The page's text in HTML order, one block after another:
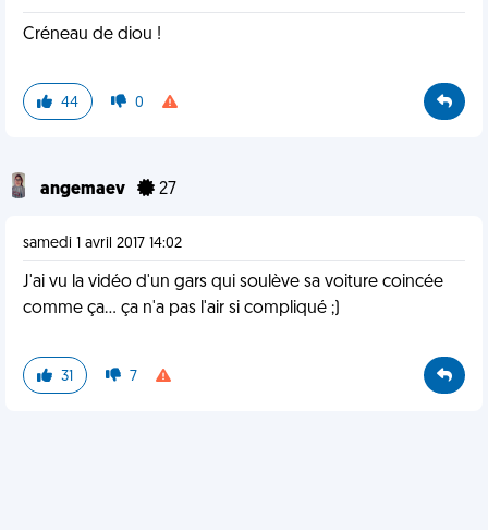
Créneau de diou !
44 0
angemaev 27
samedi 1 avril 2017 14:02
J'ai vu la vidéo d'un gars qui soulève sa voiture coincée
comme ça... ça n'a pas l'air si compliqué ;)
31 7